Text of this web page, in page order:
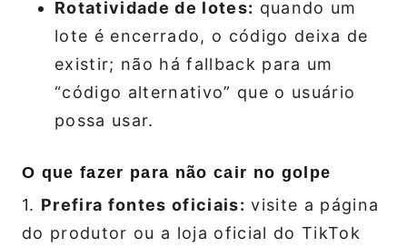
Rotatividade de lotes: quando um
lote é encerrado, o código deixa de
existir; não há fallback para um
“código alternativo” que o usuário
possa usar.
O que fazer para não cair no golpe
1. Prefira fontes oficiais: visite a página
do produtor ou a loja oficial do TikTok